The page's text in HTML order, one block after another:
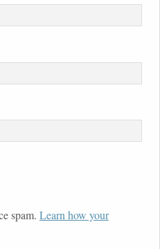
spam. Learn how your